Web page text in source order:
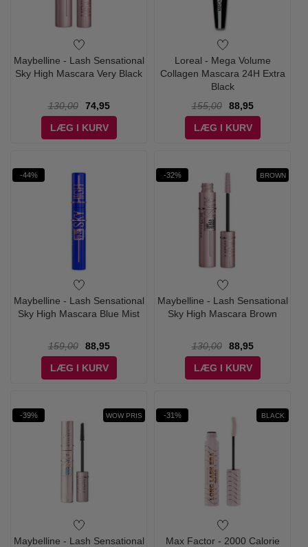
Maybelline - Lash Sensational
Sky High Mascara Very Black
130,00
74,95
LÆG I KURV
Loreal - Mega Volume
Collagen Mascara 24H Extra
Black
155,00
88,95
LÆG I KURV
-44%
Maybelline - Lash Sensational
Sky High Mascara Blue Mist
159,00
88,95
LÆG I KURV
-32% BROWN
Maybelline - Lash Sensational
Sky High Mascara Brown
130,00
88,95
LÆG I KURV
-39% WOW PRIS
Maybelline - Lash Sensational
-31% BLACK
Max Factor - 2000 Calorie